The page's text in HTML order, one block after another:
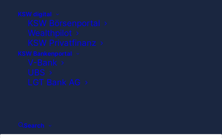
KSW digital
KSW Börsenportal
Wealthpilot
KSW Privatfinanz
KSW Bankenportal
V-Bank
UBS
LGT Bank AG
Search